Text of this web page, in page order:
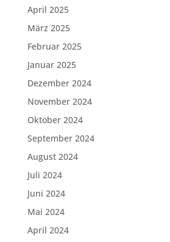
April 2025
März 2025
Februar 2025
Januar 2025
Dezember 2024
November 2024
Oktober 2024
September 2024
August 2024
Juli 2024
Juni 2024
Mai 2024
April 2024